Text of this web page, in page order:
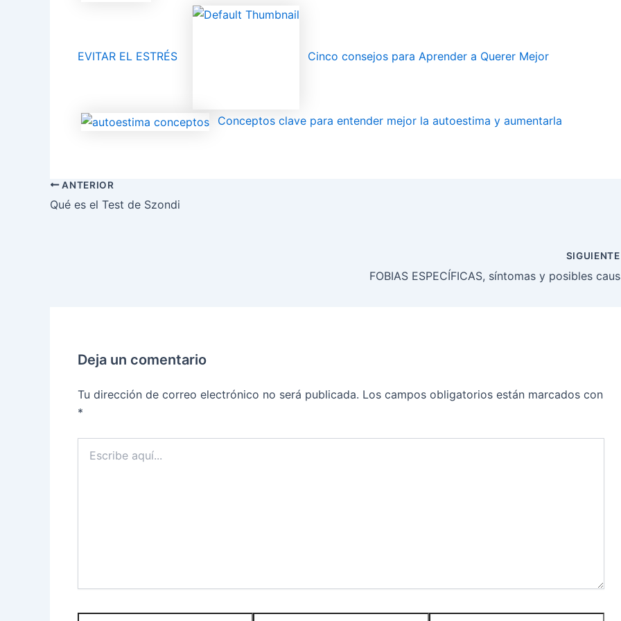
EVITAR EL ESTRÉS Cinco consejos para Aprender a Querer Mejor
Conceptos clave para entender mejor la autoestima y aumentarla
ANTERIOR
Qué es el Test de Szondi
FOBIAS ESPECÍFICAS, síntomas y posibles
Deja un comentario
Tu dirección de correo electrónico no será publicada. Los campos obligatorios están marcados con
*
aquí...